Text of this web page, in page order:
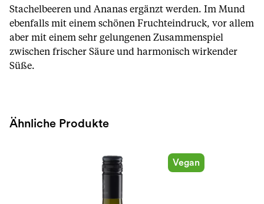
Stachelbeeren und Ananas ergänzt werden. Im Mund
ebenfalls mit einem schönen Fruchteindruck, vor allem
aber mit einem sehr gelungenen Zusammenspiel
zwischen frischer Säure und harmonisch wirkender
Süße.
Ähnliche Produkte
Vegan